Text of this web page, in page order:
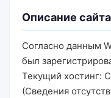
Описание сайта
Согласно данным
был
Текущий хостинг:
(Сведения